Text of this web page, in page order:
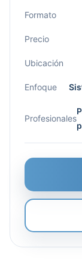
Formato
Precio
Ubicación
Enfoque
Profesionales